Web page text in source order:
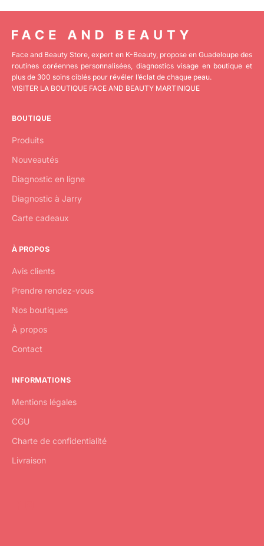
Face and Beauty Store, expert en K-Beauty, propose en Guadeloupe des
routines coréennes personnalisées, diagnostics visage en boutique et
plus de 300 soins ciblés pour révéler l’éclat de chaque peau.
VISITER LA BOUTIQUE FACE AND BEAUTY MARTINIQUE
BOUTIQUE
Produits
Nouveautés
Diagnostic en ligne
Diagnostic à Jarry
Carte cadeaux
À PROPOS
Avis clients
Prendre rendez-vous
Nos boutiques
À propos
Contact
INFORMATIONS
Mentions légales
CGU
Charte de confidentialité
Livraison